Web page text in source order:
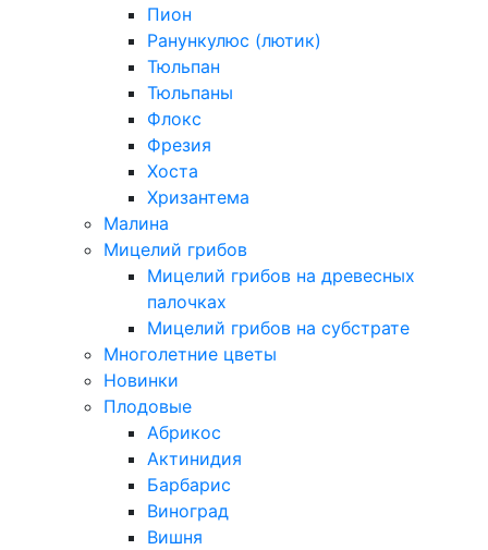
Пион
Ранункулюс (лютик)
Тюльпан
Тюльпаны
Флокс
Фрезия
Хоста
Хризантема
Малина
Мицелий грибов
Мицелий грибов на древесных
палочках
Мицелий грибов на субстрате
Многолетние цветы
Новинки
Плодовые
Абрикос
Актинидия
Барбарис
Виноград
Вишня